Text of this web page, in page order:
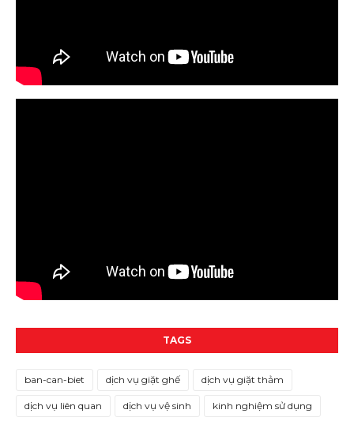
TAGS
ban-can-biet dịch vụ giặt ghế dịch vụ giặt thảm
dịch vụ liên quan dịch vụ vệ sinh kinh nghiệm sử dụng